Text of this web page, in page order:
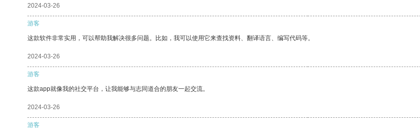
2024-03-26
游客
这款软件非常实用，可以帮助我解决很多问题。比如，我可以使用它来查找资料、翻译语言、编写代码等。
2024-03-26
游客
这款app就像我的社交平台，让我能够与志同道合的朋友一起交流。
2024-03-26
游客